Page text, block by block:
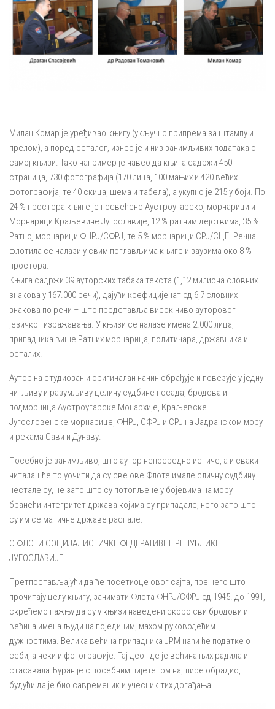
Милан Комар је уређивао књигу (укључно припрема за штампу и
прелом), а поред осталог, изнео је и низ занимљивих података о
самој књизи. Тако например је навео да књига садржи 450
страница, 730 фотографија (170 лица, 100 мањих и 420 већих
фотографија, те 40 скица, шема и табела), а укупно је 215 у боји. По
24 % простора књиге је посвећено Аустроугарској морнарици и
Морнарици Краљевине Југославије, 12 % ратним дејствима, 35 %
Ратној морнарици ФНРЈ/СФРЈ, те 5 % морнарици СРЈ/СЦГ. Речна
флотила се налази у свим поглављима књиге и заузима око 8 %
простора.
Књига садржи 39 ауторских табака текста (1,12 милиона словних
знакова у 167.000 речи), дајући коефицијенат од 6,7 словних
знакова по речи – што представља висок ниво ауторовог
језичког изражавања. У књизи се налазе имена 2.000 лица,
припадника више Ратних морнарица, политичара, државника и
осталих.
Аутор на студиозан и оригиналан начин обрађује и повезује у једну
читљиву и разумљиву целину судбине посада, бродова и
подморница Аустроугарске Монархије, Краљевске
Југословенске морнарице, ФНРЈ, СФРЈ и СРЈ на Јадранском мору
и рекама Сави и Дунаву.
Посебно је занимљиво, што аутор непосредно истиче, а и сваки
читалац ће то уочити да су све ове Флоте имале сличну судбину –
нестале су, не зато што су потопљене у бојевима на мору
бранећи интегритет држава којима су припадале, него зато што
су им се матичне државе распале.
О ФЛОТИ СОЦИЈАЛИСТИЧКЕ ФЕДЕРАТИВНЕ РЕПУБЛИКЕ
ЈУГОСЛАВИЈЕ
Претпостављајући да ће посетиоце овог сајта, пре него што
прочитају целу књигу, занимати Флота ФНРЈ/СФРЈ од 1945. до 1991,
скрећемо пажњу да су у књизи наведени скоро сви бродови и
већина имена људи на појединим, махом руководећим
дужностима. Велика већина припадника ЈРМ наћи ће податке о
себи, а неки и фогографије. Тај део где је већина њих радила и
стасавала Ђуран је с посебним пијететом најшире обрадио,
будући да је био савременик и учесник тих догађања.